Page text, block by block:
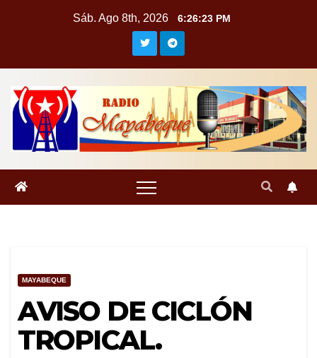
Sáb. Ago 8th, 2026 6:26:24 PM
MAYABEQUE
AVISO DE CICLÓN
TROPICAL.